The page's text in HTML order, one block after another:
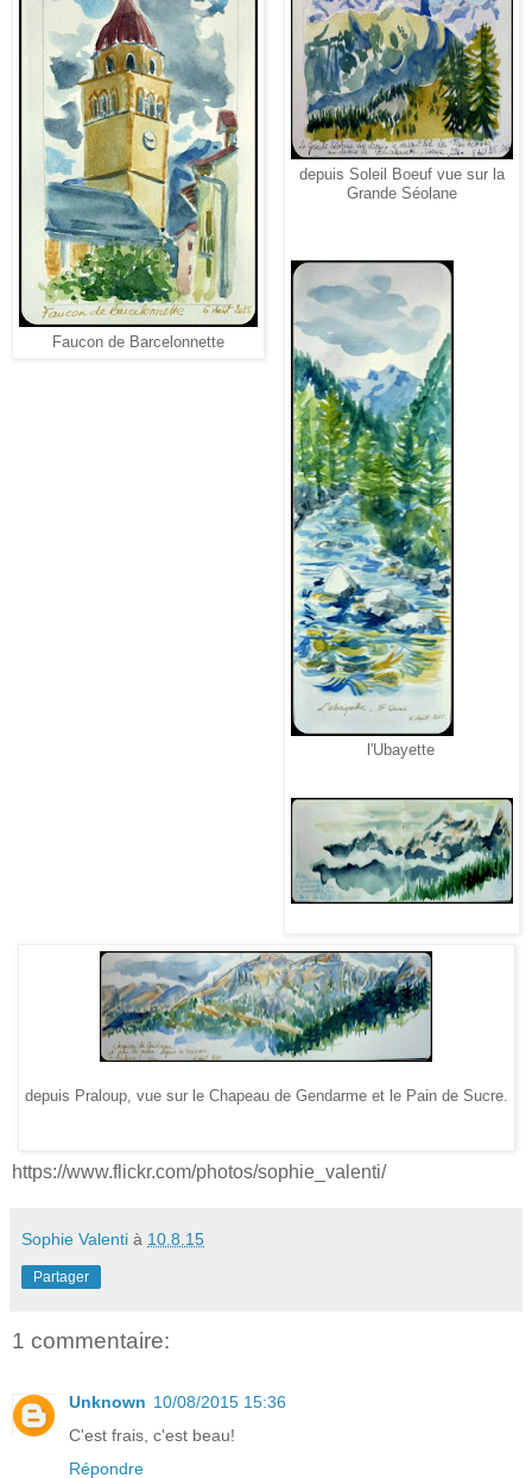
Faucon de Barcelonnette
depuis Soleil Boeuf vue sur la
Grande Séolane
l'Ubayette
depuis Praloup, vue sur le Chapeau de Gendarme et le Pain de Sucre.
https://www.flickr.com/photos/sophie_valenti/
Sophie Valenti à 10.8.15
Partager
1 commentaire:
Unknown 10/08/2015 15:36
C'est frais, c'est beau!
Répondre